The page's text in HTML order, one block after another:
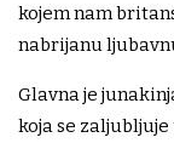
kojem nam
nabrijanu
Glavna je
koja se